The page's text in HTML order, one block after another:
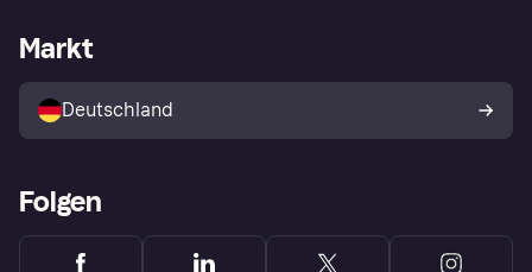
Klarna App
Shops entdecken
Käuferschutzrichtlinie
Dein Widerrufsrecht
Händlerportal
Markt
Deutschland
Folgen